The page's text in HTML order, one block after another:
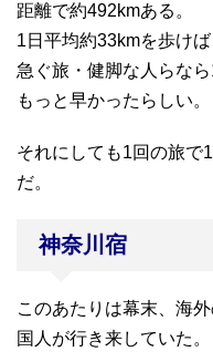
距離で約492kmある。
1日平均約33kmを歩け
急ぐ旅・健脚な人らな
もっと早かったらしい。
それにしても1回の旅
だ。
神奈川宿
このあたりは幕末、海
国人が行き来していた。